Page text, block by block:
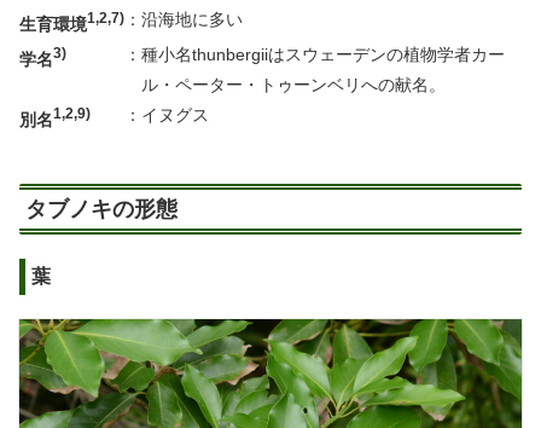
生育環境1,2,7) ： 沿海地に多い
学名3) ： 種小名thunbergiiはスウェーデンの植物学者カー
ル・ペーター・トゥーンベリへの献名。
別名1,2,9) ： イヌグス
タブノキの形態
葉